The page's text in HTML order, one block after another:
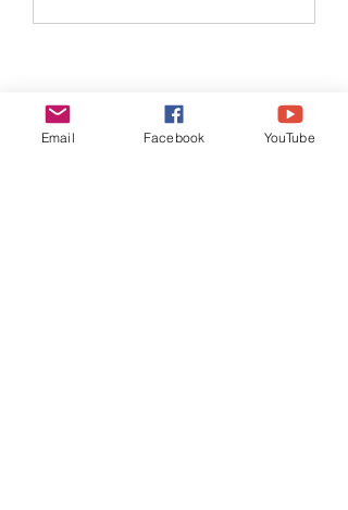
Email Facebook YouTube